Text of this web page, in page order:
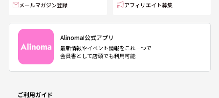
メールマガジン登録 アフィリエイト募集
AlinomaI公式アプリ
最新情報やイベント情報をこれ一つで
会員書として店頭でも利用可能
ご利用ガイド